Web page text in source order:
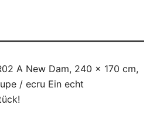
A New Dam, 240 x 170 cm,
/ ecru Ein echt